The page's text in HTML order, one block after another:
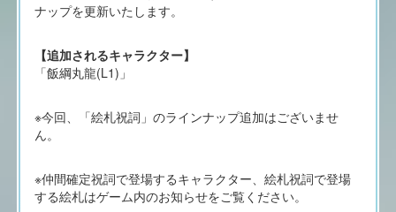
ナップを更新いたします。
【追加されるキャラクター】
「飯綱丸龍(L1)」
※今回、「絵札祝詞」のラインナップ追加はございませ
ん。
※仲間確定祝詞で登場するキャラクター、絵札祝詞で登場
する絵札はゲーム内のお知らせをご覧ください。